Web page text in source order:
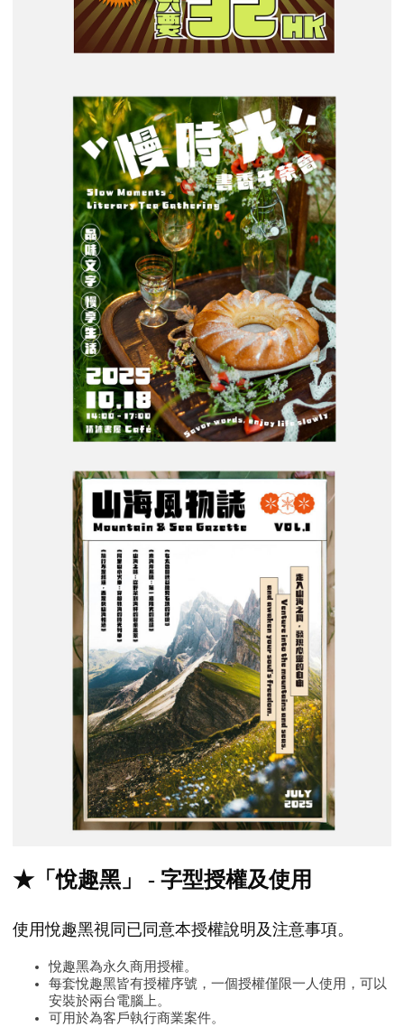
★「悅趣黑」 - 字型授權及使用
使用悅趣黑視同已同意本授權說明及注意事項。
悅趣黑為永久商用授權。
每套悅趣黑皆有授權序號，一個授權僅限一人使用，可以
安裝於兩台電腦上。
可用於為客戶執行商業案件。